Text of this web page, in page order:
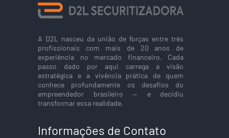
A D2L nasceu da união de forças entre três
profissionais com mais de 20 anos de
experiência no mercado financeiro. Cada
passo dado por aqui carrega a visão
estratégica e a vivência prática de quem
conhece profundamente os desafios do
empreendedor brasileiro — e decidiu
transformar essa realidade.
Informações de Contato